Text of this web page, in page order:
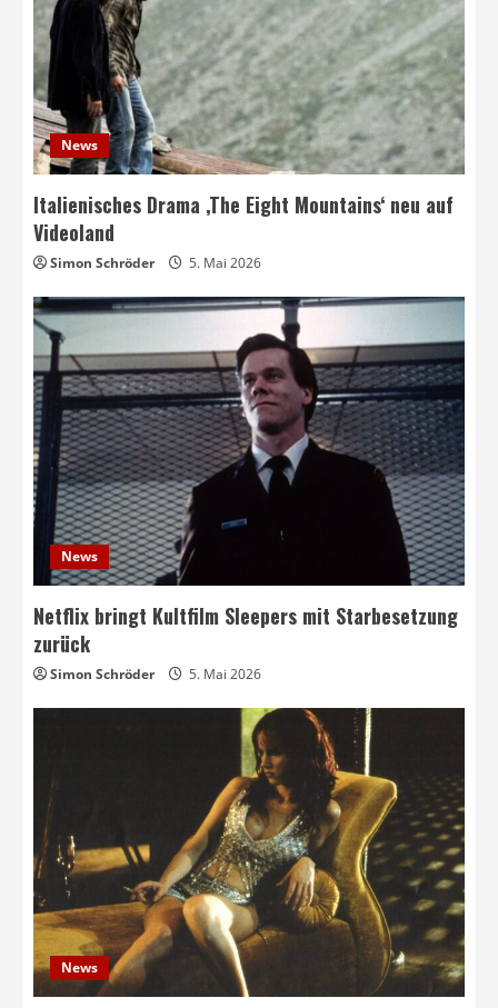
News
Italienisches Drama ‚The Eight Mountains‘ neu auf
Videoland
Simon Schröder 5. Mai 2026
News
Netflix bringt Kultfilm Sleepers mit Starbesetzung
zurück
Simon Schröder 5. Mai 2026
News